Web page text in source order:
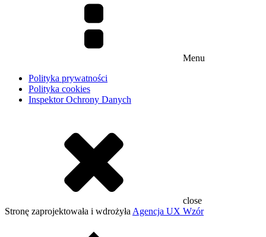
Menu
Polityka prywatności
Polityka cookies
Inspektor Ochrony Danych
close
Stronę zaprojektowała i wdrożyła Agencja UX Wzór